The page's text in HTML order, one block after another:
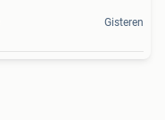
Gisteren